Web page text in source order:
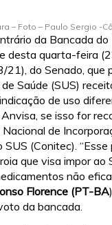
– Foto – Paulo Sergio -
da Bancada do
desta quarta-feira
21), do Senado, que
Saúde (SUS)
de uso
se isso for
de
SUS (Conitec).
que visa impor ao
não
Florence (PT-BA
da bancada.